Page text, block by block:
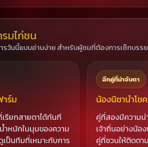
มไก่ชน
รวันนี้แบบอ่านง่าย สำหรับผู้ชมที่ต้องการเช็กบร
ร์ม
รียกสายตาได้ทันที
ำหนักในมุมของความ
ป็นทีมที่เหมาะกับการ
อีกคู่ที่น่าจับตา
น้องนิชานำโช
คู่ที่สองมีความ
เจ้าถิ่นอย่างน้อ
คู่ที่ชวนให้ติดตา